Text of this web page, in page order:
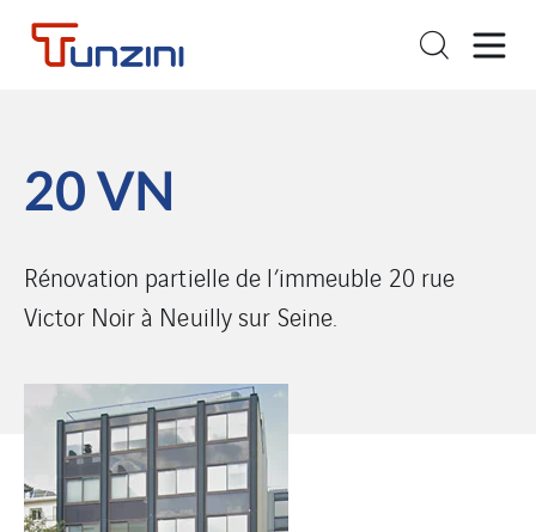
20 VN
Rénovation partielle de l’immeuble 20 rue
Victor Noir à Neuilly sur Seine.